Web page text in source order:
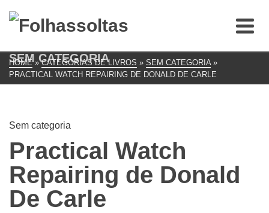
SEM CATEGORIA
HOME » CATEGORIAS DE LIVROS » SEM CATEGORIA »
PRACTICAL WATCH REPAIRING DE DONALD DE CARLE
Sem categoria
Practical Watch
Repairing de Donald
De Carle